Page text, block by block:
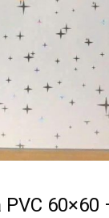
60×60